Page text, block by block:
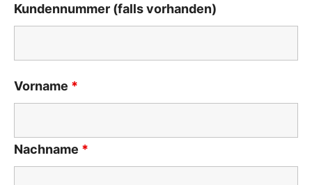
Kundennummer (falls vorhanden)
Vorname *
Nachname *